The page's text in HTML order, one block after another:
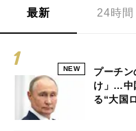
最新 24時間
NEW
プーチ
け」…中
る“大国